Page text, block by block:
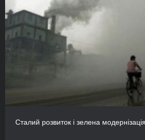
Сталий розвиток і зелена